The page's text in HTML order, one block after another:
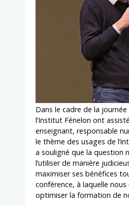
Dans le cadre de la
l’Institut Fénelon ont
enseignant, responsable
le thème des usages de
a souligné que la question
l’utiliser de manière
maximiser ses bénéfices
conférence, à laquelle
optimiser la formation de